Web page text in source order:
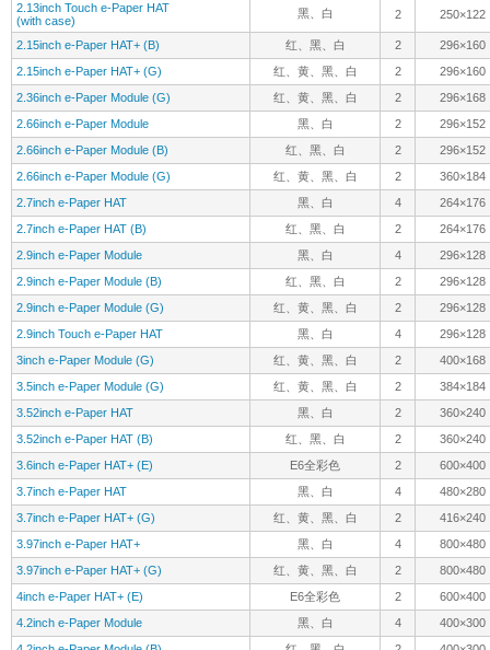
2.7inch e-Paper HAT
2.7inch e-Paper HAT (B)
红、黑、白 2
264×176
2.9inch e-Paper Module
黑、白 4
296×128
2.9inch e-Paper Module (B)
红、黑、白 2
296×128
2.9inch e-Paper Module (G)
红、黄、黑、白 2
296×128
2.9inch Touch e-Paper HAT
黑、白 4
296×128
3inch e-Paper Module (G)
红、黄、黑、白 2
400×168
3.5inch e-Paper Module (G)
红、黄、黑、白 2
384×184
3.52inch e-Paper HAT
黑、白 2
360×240
3.52inch e-Paper HAT (B)
红、黑、白 2
360×240
3.6inch e-Paper HAT+ (E)
E6全彩色 2
600×400
3.7inch e-Paper HAT
黑、白 4
480×280
3.7inch e-Paper HAT+ (G)
红、黄、黑、白 2
416×240
3.97inch e-Paper HAT+
黑、白 4
800×480
3.97inch e-Paper HAT+ (G)
红、黄、黑、白 2
800×480
4inch e-Paper HAT+ (E)
E6全彩色 2
600×400
4.2inch e-Paper Module
黑、白 4
400×300
4.2inch e-Paper Module (B)
红、黑、白 2
400×300
4.2inch e-Paper Module (G)
红、黄、黑、白 2
400×300
4.26inch e-Paper HAT
黑、白 4
800×480
4.26inch e-Paper HAT+ (G)
红、黄、黑、白 2
800×480
4.37inch e-Paper Module (G)
红、黄、黑、白 2
512×368
4.3inch e-Paper UART Module
黑、白 4
800×600
5inch e-Paper HAT
黑、白 2
960×552
5.79inch e-Paper Module
黑、白 4
792×272